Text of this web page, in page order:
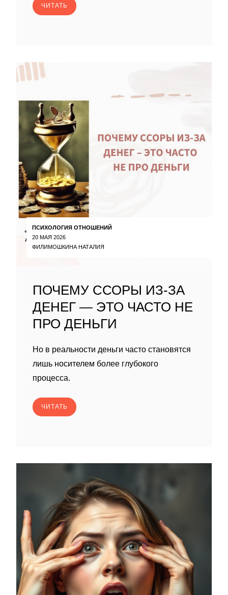
ЧИТАТЬ
ПСИХОЛОГИЯ ОТНОШЕНИЙ
20 МАЯ 2026
ФИЛИМОШКИНА НАТАЛИЯ
ПОЧЕМУ ССОРЫ ИЗ-ЗА
ДЕНЕГ — ЭТО ЧАСТО НЕ
ПРО ДЕНЬГИ
Но в реальности деньги часто становятся
лишь носителем более глубокого
процесса.
ЧИТАТЬ